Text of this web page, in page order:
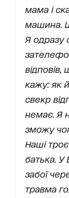
мама і
машина.
Я одразу
кажу: як
свекр
немає. Я
зможу
Наші
батька. У
забої
травма